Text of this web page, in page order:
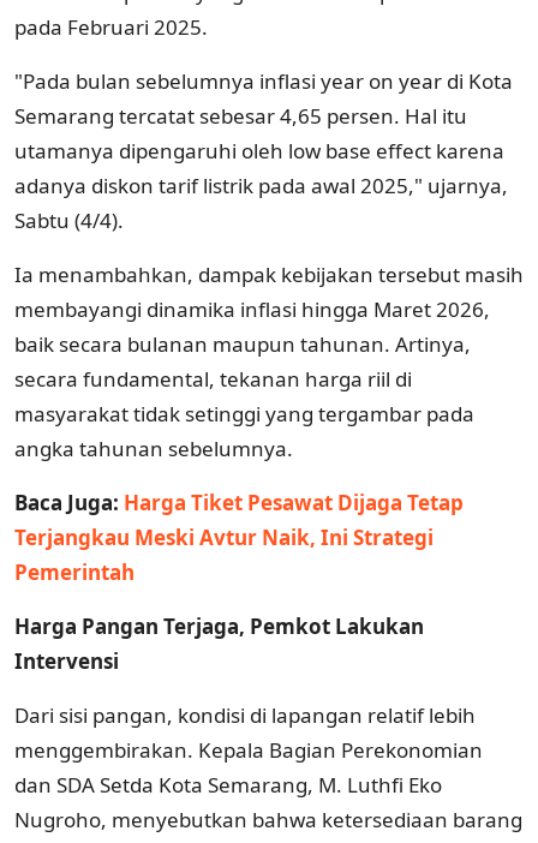
pada Februari 2025.
"Pada bulan sebelumnya inflasi year on year di Kota
Semarang tercatat sebesar 4,65 persen. Hal itu
utamanya dipengaruhi oleh low base effect karena
adanya diskon tarif listrik pada awal 2025," ujarnya,
Sabtu (4/4).
Ia menambahkan, dampak kebijakan tersebut masih
membayangi dinamika inflasi hingga Maret 2026,
baik secara bulanan maupun tahunan. Artinya,
secara fundamental, tekanan harga riil di
masyarakat tidak setinggi yang tergambar pada
angka tahunan sebelumnya.
Baca Juga: Harga Tiket Pesawat Dijaga Tetap
Terjangkau Meski Avtur Naik, Ini Strategi
Pemerintah
Harga Pangan Terjaga, Pemkot Lakukan
Intervensi
Dari sisi pangan, kondisi di lapangan relatif lebih
menggembirakan. Kepala Bagian Perekonomian
dan SDA Setda Kota Semarang, M. Luthfi Eko
Nugroho, menyebutkan bahwa ketersediaan barang